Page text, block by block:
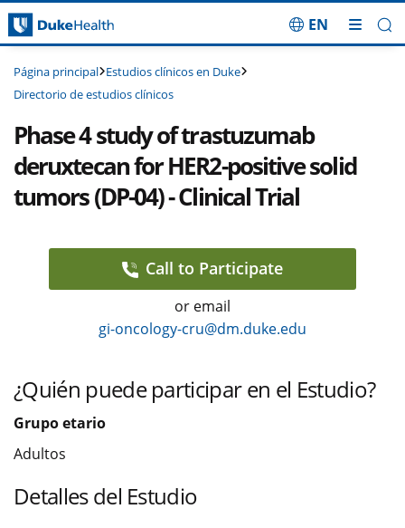
Saltar navegación
EN
Página principal Estudios clínicos en Duke
Directorio de estudios clínicos
Phase 4 study of trastuzumab
deruxtecan for HER2-positive solid
tumors (DP-04) - Clinical Trial
Call to Participate
or email
gi-oncology-cru@dm.duke.edu
¿Quién puede participar en el Estudio?
Grupo etario
Adultos
Detalles del Estudio